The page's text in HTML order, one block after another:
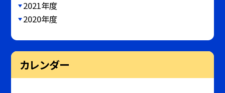
2021年度
2020年度
カレンダー